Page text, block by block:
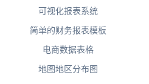
可视化报表系统
简单的财务报表模板
电商数据表格
地图地区分布图